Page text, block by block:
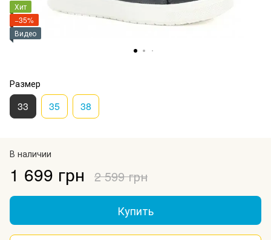
Хит
−35%
Видео
Размер
33 35 38
В наличии
1 699 грн 2 599 грн
Купить